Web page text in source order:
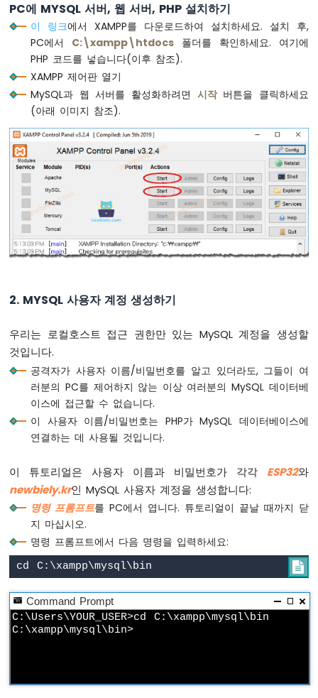
여
러
빡
기
두
이
노
LED
-
페
아
이
노
노
ESP32
LED
두
이
노
나
ESP32
-
신
호
등
아
두
PC에 MYSQL 서버, 웹 서버, PHP 설치하기
이 링크에서 XAMPP를 다운로드하여 설치하세요. 설치 후,
PC에서 C:\xampp\htdocs 폴더를 확인하세요. 여기에
PHP 코드를 넣습니다(이후 참조).
XAMPP 제어판 열기
MySQL과 웹 서버를 활성화하려면 시작버튼을 클릭하세요
(아래 이미지 참조).
2. MYSQL 사용자 계정 생성하기
우리는 로컬호스트 접근 권한만 있는 MySQL 계정을 생성할
것입니다.
공격자가 사용자 이름/비밀번호를 알고 있더라도, 그들이 여
러분의 PC를 제어하지 않는 이상 여러분의 MySQL 데이터베
이스에 접근할 수 없습니다.
이 사용자 이름/비밀번호는 PHP가 MySQL 데이터베이스에
연결하는 데 사용될 것입니다.
이 튜토리얼은 사용자 이름과 비밀번호가 각각 ESP32와
newbiely.kr인 MySQL 사용자 계정을 생성합니다:
명령 프롬프트를 PC에서 엽니다. 튜토리얼이 끝날 때까지 닫
지 마십시오.
명령 프롬프트에서 다음 명령을 입력하세요:

Command Prompt
C:\Users\YOUR_USER>cd C:\xampp\mysql\bin